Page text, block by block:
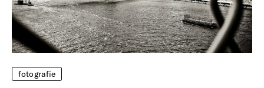
fotografie